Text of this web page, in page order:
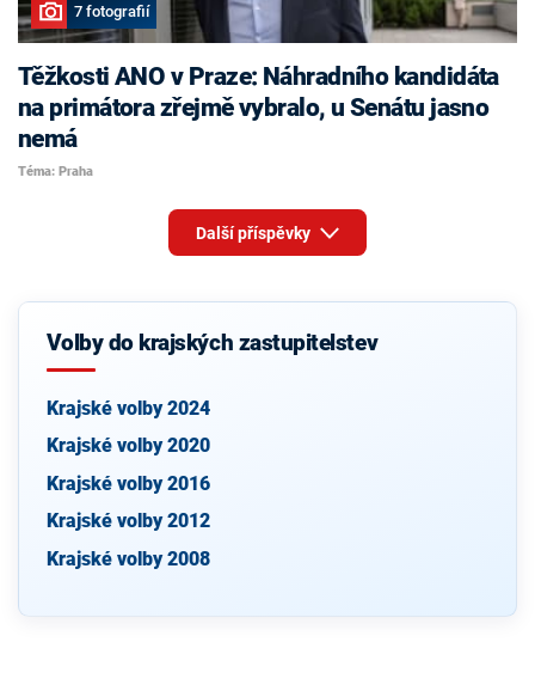
7 fotografií
Těžkosti ANO v Praze: Náhradního kandidáta
na primátora zřejmě vybralo, u Senátu jasno
nemá
Téma: Praha
Další příspěvky
Volby do krajských zastupitelstev
Krajské volby 2024
Krajské volby 2020
Krajské volby 2016
Krajské volby 2012
Krajské volby 2008